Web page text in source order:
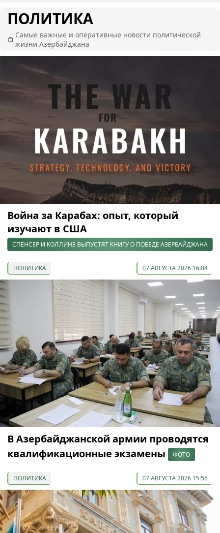
ПОЛИТИКА
Самые важные и оперативные новости политической
жизни Азербайджана
Война за Карабах: опыт, который
изучают в США
СПЕНСЕР И КОЛЛИНЗ ВЫПУСТЯТ КНИГУ О ПОБЕДЕ АЗЕРБАЙДЖАНА
ПОЛИТИКА 07 АВГУСТА 2026 16:04
В Азербайджанской армии проводятся
квалификационные экзамены
ФОТО
ПОЛИТИКА 07 АВГУСТА 2026 15:56